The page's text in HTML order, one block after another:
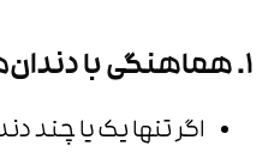
1. هماهنگی با دندان‌های مجاور
اگر تنها یک یا چند